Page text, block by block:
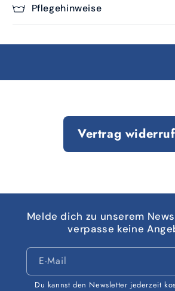
Pflegehinweise
Vertrag
Melde dich zu unserem
verpasse keine
E-Mail
Du kannst den Newsletter jederzeit